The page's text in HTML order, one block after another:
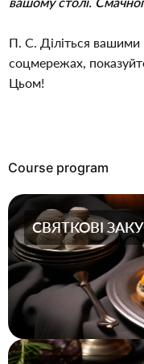
П. С. Діліться вашими
соцмережах,
Цьом!
Course program
СВЯТКОВІ